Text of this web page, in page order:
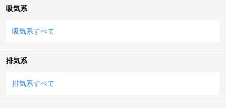
吸気系
吸気系すべて
排気系
排気系すべて